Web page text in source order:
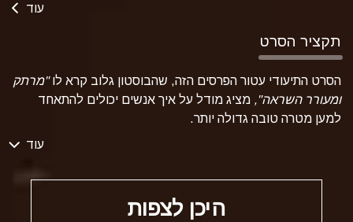
עוד
תקציר הסרט
הסרט התיעודי עטור הפרסים הזה, שהבוסטון גלוב קרא לו"מרתק
ומעורר השראה", מציג מודל על איך אנשים יכולים להתאחד
למען מטרה טובה גדולה יותר.
עוד
היכן לצפות